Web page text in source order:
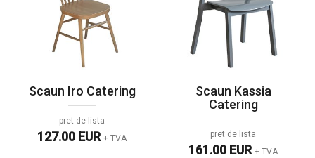
Scaun Iro Catering
pret de lista
127.00 EUR + TVA
Scaun Kassia
Catering
pret de lista
161.00 EUR + TVA